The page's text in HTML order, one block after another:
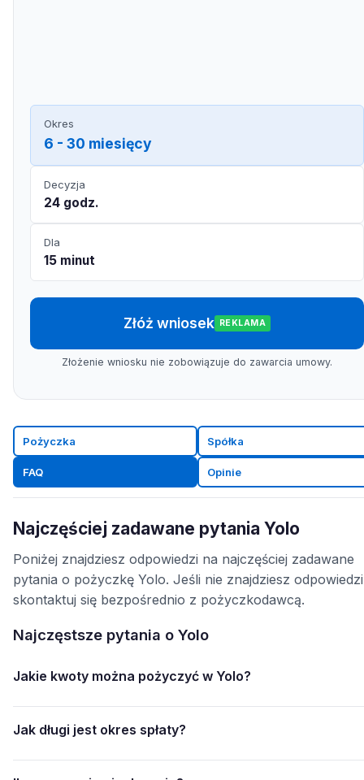
Okres
6 - 30 miesięcy
Decyzja
24 godz.
Dla
15 minut
Złóż wniosek REKLAMA
Złożenie wniosku nie zobowiązuje do zawarcia umowy.
Pożyczka Spółka
FAQ Opinie
Najczęściej zadawane pytania Yolo
Poniżej znajdziesz odpowiedzi na najczęściej zadawane
pytania o pożyczkę Yolo. Jeśli nie znajdziesz
skontaktuj się bezpośrednio z pożyczkodawcą.
Najczęstsze pytania o Yolo
Jakie kwoty można pożyczyć w Yolo?
Jak długi jest okres spłaty?